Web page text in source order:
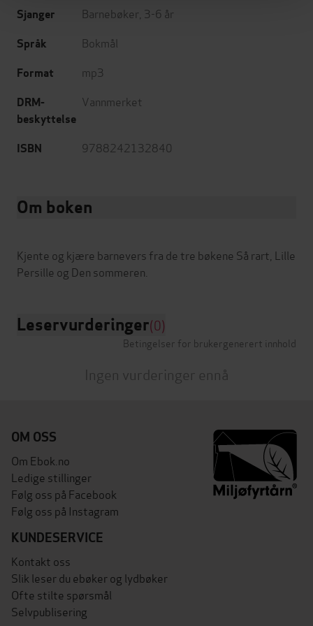
Sjanger Barnebøker 3-6 år
Språk Bokmål
Format mp3
DRM-
beskyttelse
Vannmerket
ISBN 9788242132840
Om boken
Kjente og kjære barnevers fra de tre bøkene Så rart, Lille
Leservurderinger(0)
Betingelser for brukergenerert innhold
Ingen vurderinger ennå
OM OSS
Om Ebok.no
Ledige stillinger
Følg oss på Facebook
Følg oss på Instagram
KUNDESERVICE
Kontakt oss
Slik leser du ebøker og lydbøker
Ofte stilte spørsmål
Selvpublisering